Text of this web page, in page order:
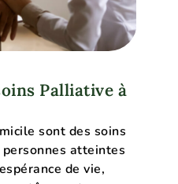
Palliative à
sont des soins
atteintes
de vie,